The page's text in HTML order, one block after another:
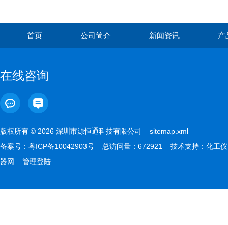
首页 公司简介 新闻资讯 产
在线咨询
版权所有 © 2026 深圳市源恒通科技有限公司 sitemap.xml
备案号： 粤ICP备10042903号 总访问量：672921 技术支持： 化工仪
器网
管理登陆